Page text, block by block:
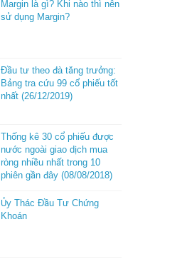
Margin là gì? Khi nào thì nên
sử dụng Margin?
Đầu tư theo đà tăng trưởng:
Bảng tra cứu 99 cổ phiếu tốt
nhất (26/12/2019)
Thống kê 30 cổ phiếu được
nước ngoài giao dịch mua
ròng nhiều nhất trong 10
phiên gần đây (08/08/2018)
Ủy Thác Đầu Tư Chứng
Khoán